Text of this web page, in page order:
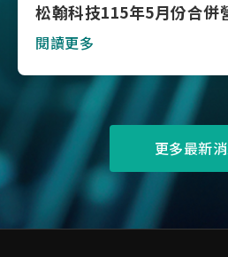
松翰科技115年5月份合併
閱讀更多
更多最新